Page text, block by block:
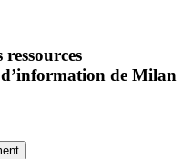
de Milan